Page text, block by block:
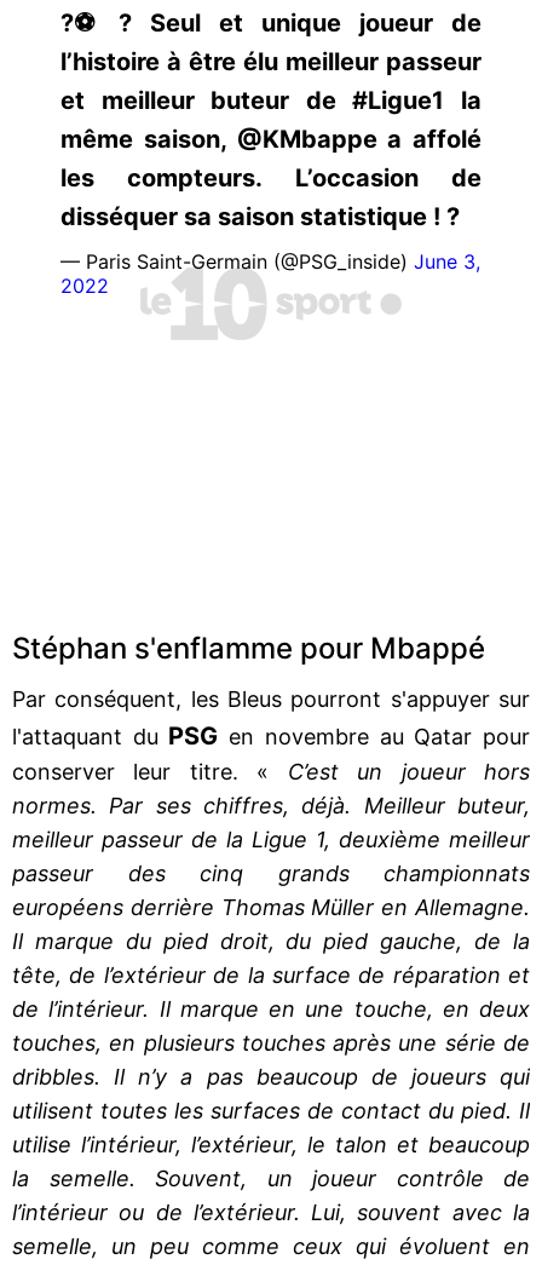
?⚽️? Seul et unique joueur de
l’histoire à être élu meilleur passeur
et meilleur buteur de #Ligue1 la
même saison, @KMbappe a affolé
les compteurs. L’occasion de
disséquer sa saison statistique ! ?
— Paris Saint-Germain (@PSG_inside) June 3,
2022
Stéphan s'enflamme pour Mbappé
Par conséquent, les Bleus pourront s'appuyer sur
l'attaquant du PSG en novembre au Qatar pour
conserver leur titre. « C’est un joueur hors
normes. Par ses chiffres, déjà. Meilleur buteur,
meilleur passeur de la Ligue 1, deuxième meilleur
passeur des cinq grands championnats
européens derrière Thomas Müller en Allemagne.
Il marque du pied droit, du pied gauche, de la
tête, de l’extérieur de la surface de réparation et
de l’intérieur. Il marque en une touche, en deux
touches, en plusieurs touches après une série de
dribbles. Il n’y a pas beaucoup de joueurs qui
utilisent toutes les surfaces de contact du pied. Il
utilise l’intérieur, l’extérieur, le talon et beaucoup
la semelle. Souvent, un joueur contrôle de
l’intérieur ou de l’extérieur. Lui, souvent avec la
semelle, un peu comme ceux qui évoluent en